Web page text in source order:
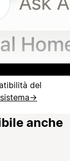
del
→
anche